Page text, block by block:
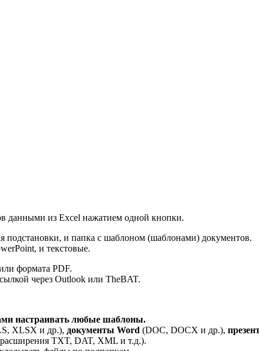
данными из Excel нажатием одной кнопки.
подстановки, и папка с шаблоном (шаблонами) документов.
и текстовые.
формата PDF.
через Outlook или TheBAT.
настраивать любые шаблоны.
XLSX и др.), документы Word (DOC, DOCX и др.),
TXT, DAT, XML и т.д.).